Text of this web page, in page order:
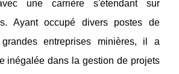
une carrière s'étendant sur
Ayant occupé divers postes de
entreprises minières, il a
inégalée dans la gestion de projets